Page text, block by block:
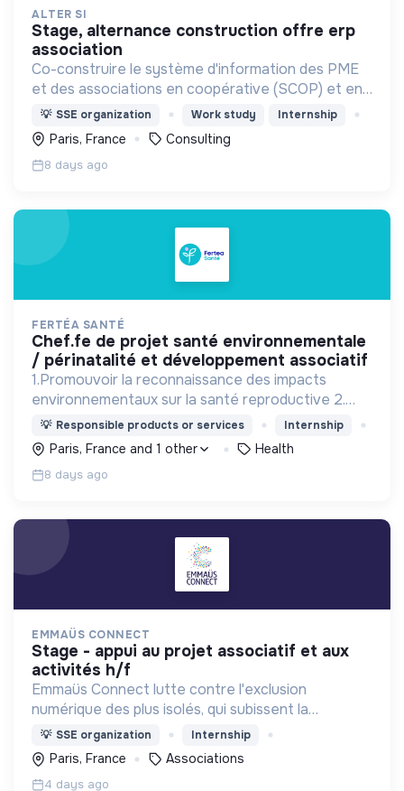
ALTER SI
stage, alternance construction offre erp
association
Co-construire le système d'information des PME
et des associations en coopérative (SCOP) et en
gouvernance partagée (Holacratie).
💡 SSE organization Work study Internship
Paris, France Consulting
8 days ago
FERTÉA SANTÉ
chef.fe de projet santé environnementale
/ périnatalité et développement associatif
1.Promouvoir la reconnaissance des impacts
environnementaux sur la santé reproductive 2.
Sensibiliser et prévenir. 3.Mobiliser : Agir ensemble
face aux défis sanitaires et écologiques.
💡 Responsible products or services Internship
Paris, France and 1 other Health
8 days ago
EMMAÜS CONNECT
stage - appui au projet associatif et aux
activités h/f
Emmaüs Connect lutte contre l'exclusion
numérique des plus isolés, qui subissent la
dématérialisation de la plupart des services du
quotidien.
💡 SSE organization Internship
Paris, France Associations
4 days ago